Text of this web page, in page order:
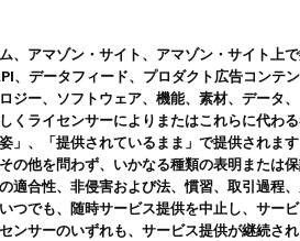
、アマゾン・サイト、アマゾン・サイト上
データフィード、プロダクト広告コンテ
ジー、ソフトウェア、機能、素材、データ
くライセンサーによりまたはこれらに代わ
」、「提供されているまま」で提供されま
の他を問わず、いかなる種類の表明または
適合性、非侵害および法、慣習、取引過程
つでも、随時サービス提供を中止し、サー
ンサーのいずれも、サービス提供が継続さ